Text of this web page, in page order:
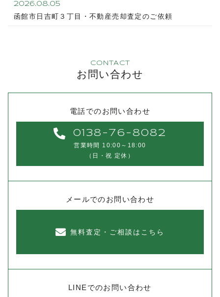
2026.08.05
函館市日吉町３丁目・不動産売却査定のご依頼
CONTACT
お問い合わせ
電話でのお問い合わせ
0138-76-8082
営業時間 10:00～18:00
（日・祝 定休）
メールでのお問い合わせ
無料査定・ご相談はこちら
LINEでのお問い合わせ